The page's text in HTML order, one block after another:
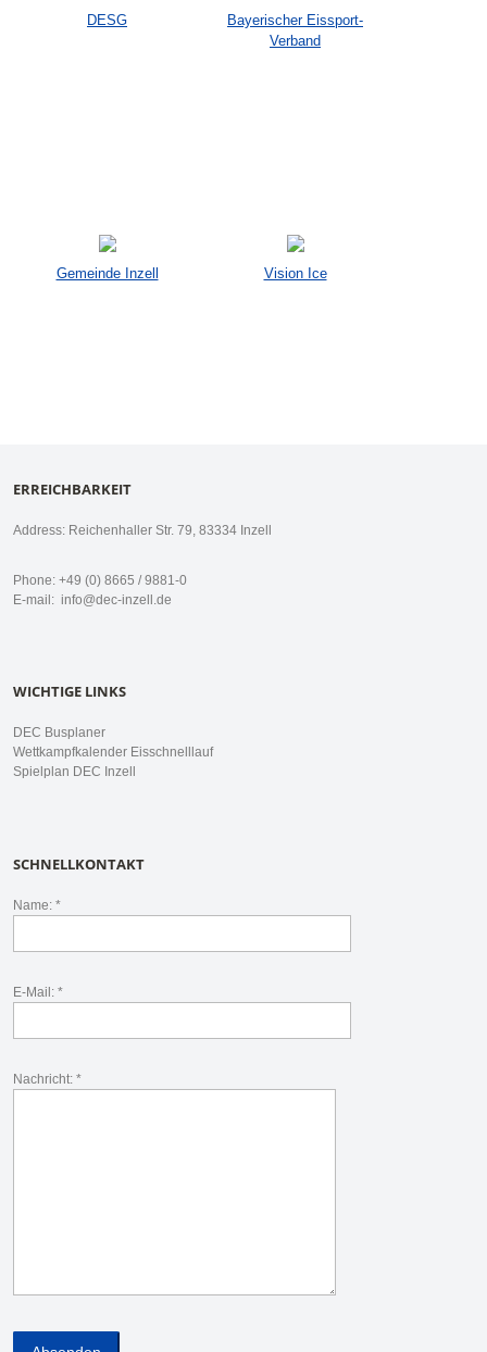
DESG
Bayerischer Eissport-
Verband
Gemeinde Inzell Vision Ice
ERREICHBARKEIT
Address: Reichenhaller Str. 79, 83334 Inzell
Phone: +49 (0) 8665 / 9881-0
E-mail: info@dec-inzell.de
WICHTIGE LINKS
DEC Busplaner
Wettkampfkalender Eisschnelllauf
Spielplan DEC Inzell
SCHNELLKONTAKT
Name: *
E-Mail: *
Nachricht: *